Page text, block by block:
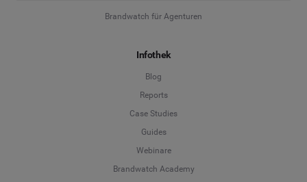
Brandwatch für Agenturen
Infothek
Blog
Reports
Case Studies
Guides
Webinare
Brandwatch Academy